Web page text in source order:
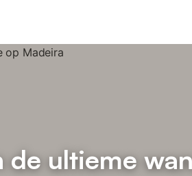
de ultieme